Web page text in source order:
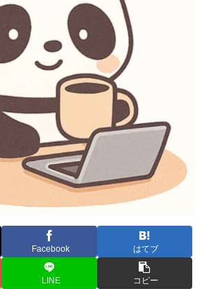
Facebook はてブ
LINE コピー